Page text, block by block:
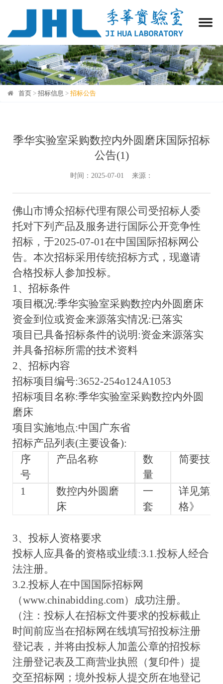
首页 > 招标信息 > 招标公告
季华实验室采购数控内外圆磨床国际招标
公告(1)
时间：2025-07-01 来源：
佛山市博众招标代理有限公司受招标人委
托对下列产品及服务进行国际公开竞争性
招标，于2025-07-01在中国国际招标网公
告。本次招标采用传统招标方式，现邀请
合格投标人参加投标。
1、招标条件
项目概况:季华实验室采购数控内外圆磨床
资金到位或资金来源落实情况:已落实
项目已具备招标条件的说明:资金来源落实
并具备招标所需的技术资料
2、招标内容
招标项目编号:3652-254o124A1053
招标项目名称:季华实验室采购数控内外圆
磨床
项目实施地点:中国广东省
招标产品列表(主要设备):
序
号
产品名称
数
量
简要技术
1
数控内外圆磨
床
一
套
详见第
格》
3、投标人资格要求
投标人应具备的资格或业绩:3.1.投标人经合
法注册。
3.2.投标人在中国国际招标网
（www.chinabidding.com）成功注册。
（注：投标人在招标文件要求的投标截止
时间前应当在招标网在线填写招投标注册
登记表，并将由投标人加盖公章的招投标
注册登记表及工商营业执照（复印件）提
交至招标网；境外投标人提交所在地登记